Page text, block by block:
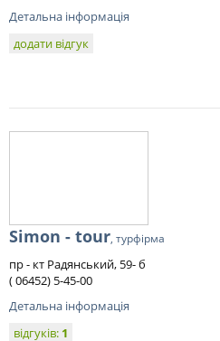
Детальна інформація
додати відгук
Simon - tour, турфірма
пр - кт Радянський, 59- б
( 06452) 5-45-00
Детальна інформація
відгуків: 1